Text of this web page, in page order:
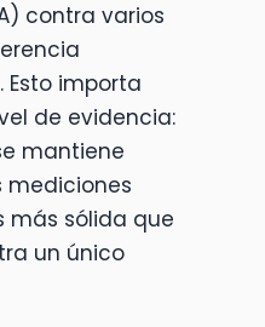
contra varios
importa
de evidencia:
mantiene
mediciones
más sólida que
un único